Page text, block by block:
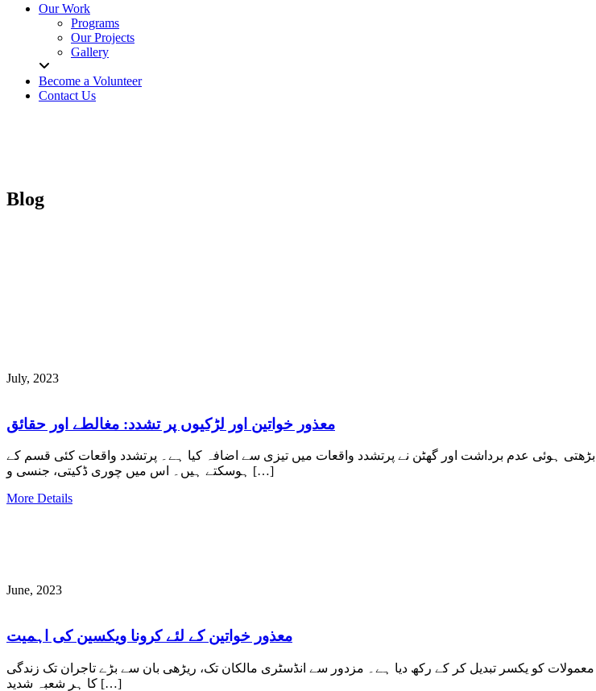
Our Work
Programs
Our Projects
Gallery
Become a Volunteer
Contact Us
Blog
July, 2023
معذور خواتین اور لڑکیوں پر تشدد: مغالطے اور حقائق
ہوئی عدم برداشت اور گھٹن نے پرتشدد واقعات میں تیزی سے اضافہ کیا ہے۔ پرتشدد واقعات کئی قسم کے
ہوسکتے ہیں۔ اس میں چوری ڈکیتی، جنسی و […]
More Details
June, 2023
معذور خواتین کے لئے کرونا ویکسین کی اہمیت
معمولات کو یکسر تبدیل کر کے رکھ دیا ہے۔ مزدور سے انڈسٹری مالکان تک، ریڑھی بان سے بڑے تاجران تک زندگی
کا ہر شعبہ شدید […]